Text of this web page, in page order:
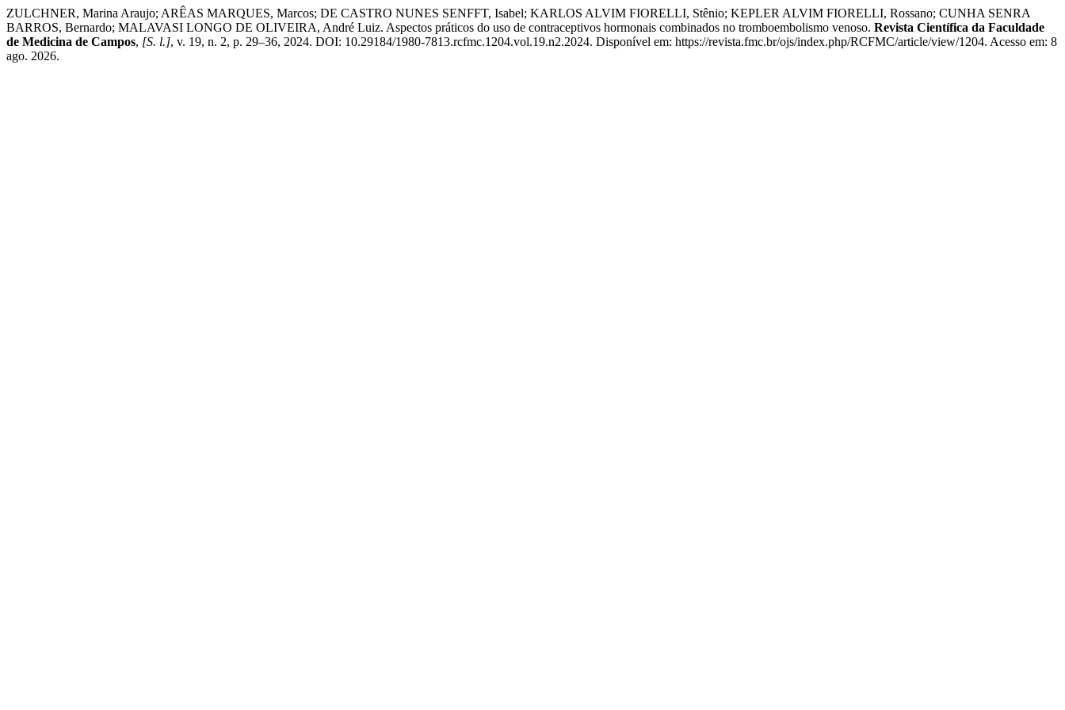
ZULCHNER, Marina Araujo; ARÊAS MARQUES, Marcos; DE CASTRO NUNES SENFFT, Isabel; KARLOS ALVIM FIORELLI, Stênio; KEPLER ALVIM FIORELLI, Rossano; CUNHA SENRA
BARROS, Bernardo; MALAVASI LONGO DE OLIVEIRA, André Luiz. Aspectos práticos do uso de contraceptivos hormonais combinados no tromboembolismo venoso. Revista Científica da Faculdade
de Medicina de Campos, [S. l.], v. 19, n. 2, p. 29–36, 2024. DOI: 10.29184/1980-7813.rcfmc.1204.vol.19.n2.2024. Disponível em: https://revista.fmc.br/ojs/index.php/RCFMC/article/view/1204. Acesso em: 8
ago. 2026.